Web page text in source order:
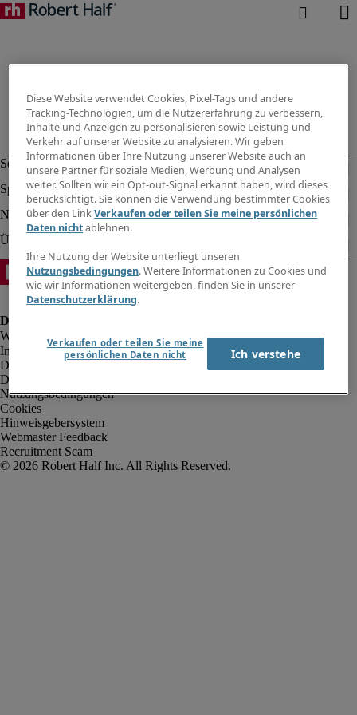
Impressum
Datenschutz
Datenschutz Arbeitnehmer/Zeitarbeitskräfte
Nutzungsbedingungen
Cookies
Hinweisgebersystem
Webmaster Feedback
Recruitment Scam
Diese Website verwendet Cookies, Pixel-Tags und andere
Tracking-Technologien, um die Nutzererfahrung zu verbessern,
Inhalte und Anzeigen zu personalisieren sowie Leistung und
Verkehr auf unserer Website zu analysieren. Wir geben
Informationen über Ihre Nutzung unserer Website auch an
unsere Partner für soziale Medien, Werbung und Analysen
weiter. Sollten wir ein Opt-out-Signal erkannt haben, wird dieses
berücksichtigt. Sie können die Verwendung bestimmter Cookies
über den LinkVerkaufen oder teilen Sie meine persönlichen
Daten nichtablehnen.
Ihre Nutzung der Website unterliegt unseren
Nutzungsbedingungen. Weitere Informationen zu Cookies und
wie wir Informationen weitergeben, finden Sie in unserer
Datenschutzerklärung.
Verkaufen oder teilen Sie meine
persönlichen Daten nicht
Ich verstehe